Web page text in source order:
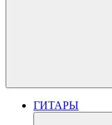
ГИТАРЫ